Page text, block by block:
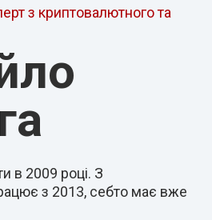
з криптовалютного та
в 2009 році. З
з 2013, себто має вже